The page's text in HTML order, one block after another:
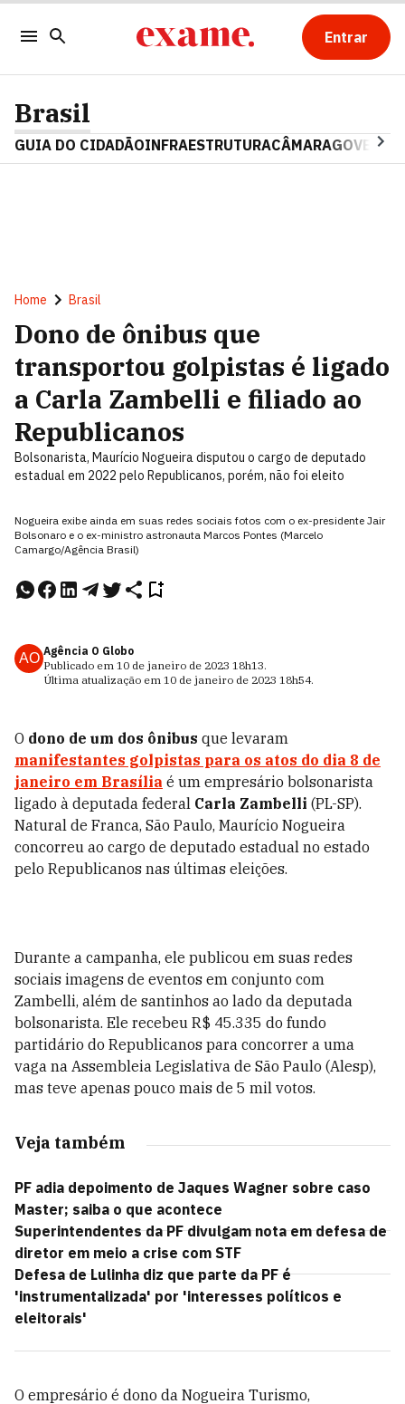
Entrar
Brasil
GUIA DO CIDADÃOINFRAESTRUTURACÂMARAGOVERNO
Home Brasil
Dono de ônibus que
transportou golpistas é ligado
a Carla Zambelli e filiado ao
Republicanos
Bolsonarista, Maurício Nogueira disputou o cargo de deputado
estadual em 2022 pelo Republicanos, porém, não foi eleito
Nogueira exibe ainda em suas redes sociais fotos com o ex-presidente Jair
Bolsonaro e o ex-ministro astronauta Marcos Pontes (Marcelo
Camargo/Agência Brasil)
AO Agência O Globo
Publicado em 10 de janeiro de 2023 18h13.
Última atualização em 10 de janeiro de 2023 18h54.
O dono de um dos ônibus que levaram
manifestantes golpistas para os atos do dia 8 de
janeiro em Brasília é um empresário bolsonarista
ligado à deputada federal Carla Zambelli (PL-SP).
Natural de Franca, São Paulo, Maurício Nogueira
concorreu ao cargo de deputado estadual no estado
pelo Republicanos nas últimas eleições.
Durante a campanha, ele publicou em suas redes
sociais imagens de eventos em conjunto com
Zambelli, além de santinhos ao lado da deputada
bolsonarista. Ele recebeu R$ 45.335 do fundo
partidário do Republicanos para concorrer a uma
vaga na Assembleia Legislativa de São Paulo (Alesp),
mas teve apenas pouco mais de 5 mil votos.
Veja também
PF adia depoimento de Jaques Wagner sobre caso
Master; saiba o que acontece
Superintendentes da PF divulgam nota em defesa de
diretor em meio a crise com STF
Defesa de Lulinha diz que parte da PF é
'instrumentalizada' por 'interesses políticos e
eleitorais'
O empresário é dono da Nogueira Turismo,